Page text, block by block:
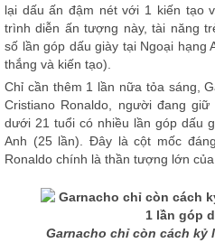
lại dấu ấn đậm nét với 1 kiến tạo
trình diễn ấn tượng này, tài năng
số lần góp dấu giày tại Ngoại hạng
thắng và kiến tạo).
Chỉ cần thêm 1 lần nữa tỏa sáng,
Cristiano Ronaldo, người đang
dưới 21 tuổi có nhiều lần góp dấu
Anh (25 lần). Đây là cột mốc
Ronaldo chính là thần tượng lớn của
Garnacho chỉ còn cách kỷ